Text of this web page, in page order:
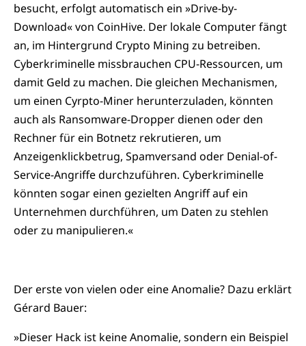
besucht, erfolgt automatisch ein »Drive-by-
Download« von CoinHive. Der lokale Computer fängt
an, im Hintergrund Crypto Mining zu betreiben.
Cyberkriminelle missbrauchen CPU-Ressourcen, um
damit Geld zu machen. Die gleichen Mechanismen,
um einen Cyrpto-Miner herunterzuladen, könnten
auch als Ransomware-Dropper dienen oder den
Rechner für ein Botnetz rekrutieren, um
Anzeigenklickbetrug, Spamversand oder Denial-of-
Service-Angriffe durchzuführen. Cyberkriminelle
könnten sogar einen gezielten Angriff auf ein
Unternehmen durchführen, um Daten zu stehlen
oder zu manipulieren.«
Der erste von vielen oder eine Anomalie? Dazu erklärt
Gérard Bauer:
»Dieser Hack ist keine Anomalie, sondern ein Beispiel